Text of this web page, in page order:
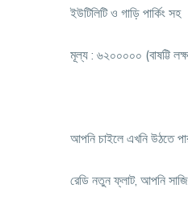
ইউটিলিটি ও গাড়ি পার্কিং সহ
মূল্য : ৬২০০০০০ (বাষট্টি
আপনি চাইলে এখনি উঠতে
রেডি নতুন ফ্লাট, আপনি